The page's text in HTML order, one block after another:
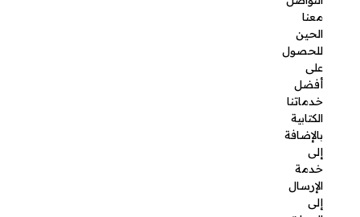
الجهات
المعنية
السعودية
من خلال
الواتساب
التالي:
جدول